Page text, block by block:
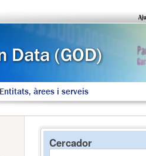
Entitats, àrees i serveis
Cercador